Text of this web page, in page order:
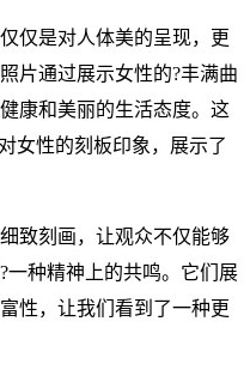
仅是对人体美的呈现，更
片通过展示女性的?丰满曲
康和美丽的生活态度。这
女性的刻板印象，展示了
致刻画，让观众不仅能够
一种精神上的共鸣。它们展
性，让我们看到了一种更